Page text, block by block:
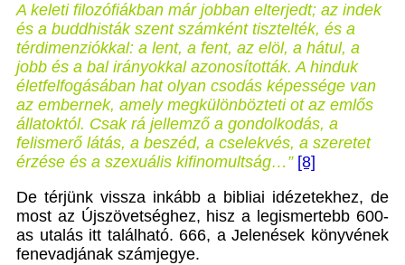
A keleti filozófiákban már jobban elterjedt; az indek
és a buddhisták szent számként tisztelték, és a
térdimenziókkal: a lent, a fent, az elöl, a hátul, a
jobb és a bal irányokkal azonosították. A hinduk
életfelfogásában hat olyan csodás képessége van
az embernek, amely megkülönbözteti ot az emlős
állatoktól. Csak rá jellemző a gondolkodás, a
felismerő látás, a beszéd, a cselekvés, a szeretet
érzése és a szexuális kifinomultság…” [8]
De térjünk vissza inkább a bibliai idézetekhez, de
most az Újszövetséghez, hisz a legismertebb 600-
as utalás itt található. 666, a Jelenések könyvének
fenevadjának számjegye.